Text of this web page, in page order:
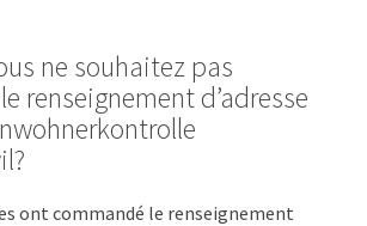
ne souhaitez pas
renseignement d’adresse
ont commandé le renseignement